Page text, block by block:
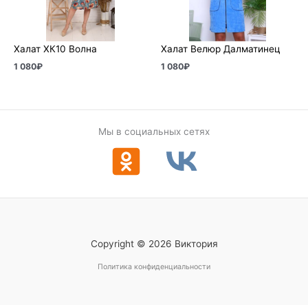
Халат ХК10 Волна
1 080₽
Халат Велюр Далматинец
1 080₽
Мы в социальных сетях
Copyright © 2026 Виктория
Политика конфиденциальности